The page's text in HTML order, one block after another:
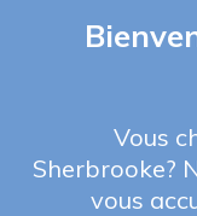
Vous
Sherbrooke?
vous